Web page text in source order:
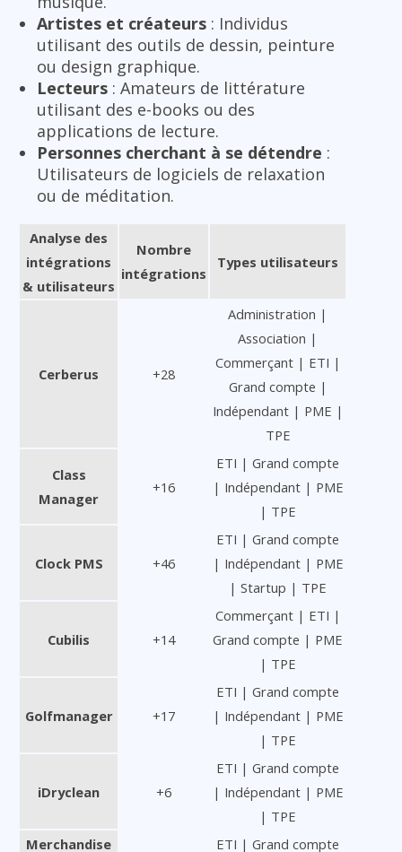
Artistes et créateurs : Individus
utilisant des outils de dessin, peinture
ou design graphique.
Lecteurs : Amateurs de littérature
utilisant des e-books ou des
applications de lecture.
Personnes cherchant à se détendre :
Utilisateurs de logiciels de relaxation
ou de méditation.
Analyse des
intégrations
& utilisateurs
Nombre
intégrations
Types utilisateurs
Cerberus +28
Administration |
Association |
Commerçant | ETI |
Grand compte |
Indépendant | PME |
TPE
Class
Manager
+16
ETI | Grand compte
| Indépendant | PME
| TPE
Clock PMS +46
ETI | Grand compte
| Indépendant | PME
| Startup | TPE
Cubilis +14
Commerçant | ETI |
Grand compte | PME
| TPE
Golfmanager +17
ETI | Grand compte
| Indépendant | PME
| TPE
iDryclean +6
ETI | Grand compte
| Indépendant | PME
| TPE
Merchandise
ETI | Grand compte